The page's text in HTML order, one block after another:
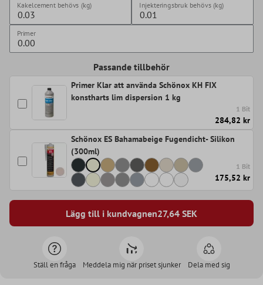
Kakelcement behövs (kg) Injekteringsbruk behövs (kg)
Primer
Passande tillbehör
Primer Klar att använda Schönox KH FIX
konstharts lim dispersion 1 kg
1 Bit
284,82 kr
Schönox ES Bahamabeige Fugendicht- Silikon
(300ml)
1 Bit
175,52 kr
Lägg till i kundvagnen27,64 SEK
Ställ en fråga Meddela mig när priset sjunker Dela med sig